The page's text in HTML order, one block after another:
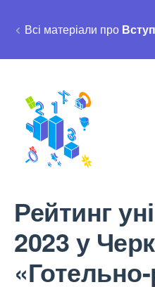
Всі матеріали про
Рейтинг
2023 у